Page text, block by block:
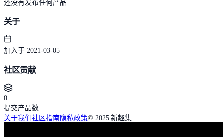
还没有发布任何产品
关于
加入于 2021-03-05
社区贡献
0
提交产品数
关于我们 社区指南隐私政策© 2025 新趣集